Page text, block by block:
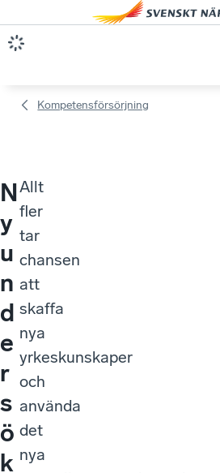
Kompetensförsörjning
N
y
u
n
d
e
r
s
ö
k
Allt
fler
tar
chansen
att
skaffa
nya
yrkeskunskaper
och
använda
det
nya